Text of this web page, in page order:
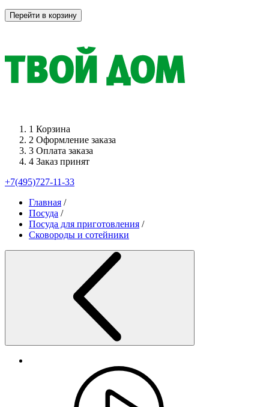
Перейти в корзину
1 Корзина
2 Оформление заказа
3 Оплата заказа
4 Заказ принят
+7(495)727-11-33
Главная /
Посуда /
Посуда для приготовления /
Сковороды и сотейники